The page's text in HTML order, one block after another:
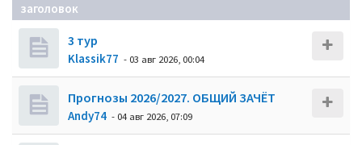
заголовок
3 тур
Klassik77 - 03 авг 2026, 00:04
Прогнозы 2026/2027. ОБЩИЙ ЗАЧЁТ
Andy74 - 04 авг 2026, 07:09